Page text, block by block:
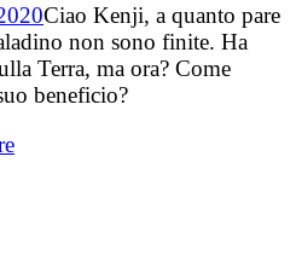
Ciao Kenji, a quanto pare
non sono finite. Ha
Terra, ma ora? Come
beneficio?